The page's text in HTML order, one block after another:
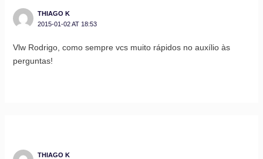
THIAGO K
2015-01-02 AT 18:53
Vlw Rodrigo, como sempre vcs muito rápidos no auxílio às
perguntas!
THIAGO K